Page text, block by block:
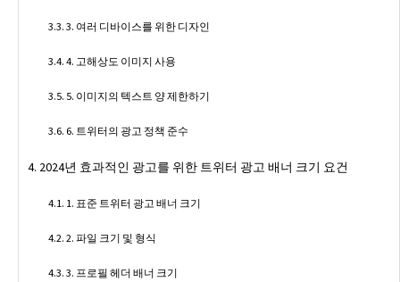
3. 여러 디바이스를 위한 디자인
4. 고해상도 이미지 사용
5. 이미지의 텍스트 양 제한하기
6. 트위터의 광고 정책 준수
2024년 효과적인 광고를 위한 트위터 광고 배너 크기 요건
1. 표준 트위터 광고 배너 크기
2. 파일 크기 및 형식
3. 프로필 헤더 배너 크기